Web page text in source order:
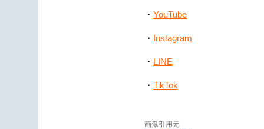
・ YouTube
・ Instagram
・ LINE
・ TikTok
画像引用元